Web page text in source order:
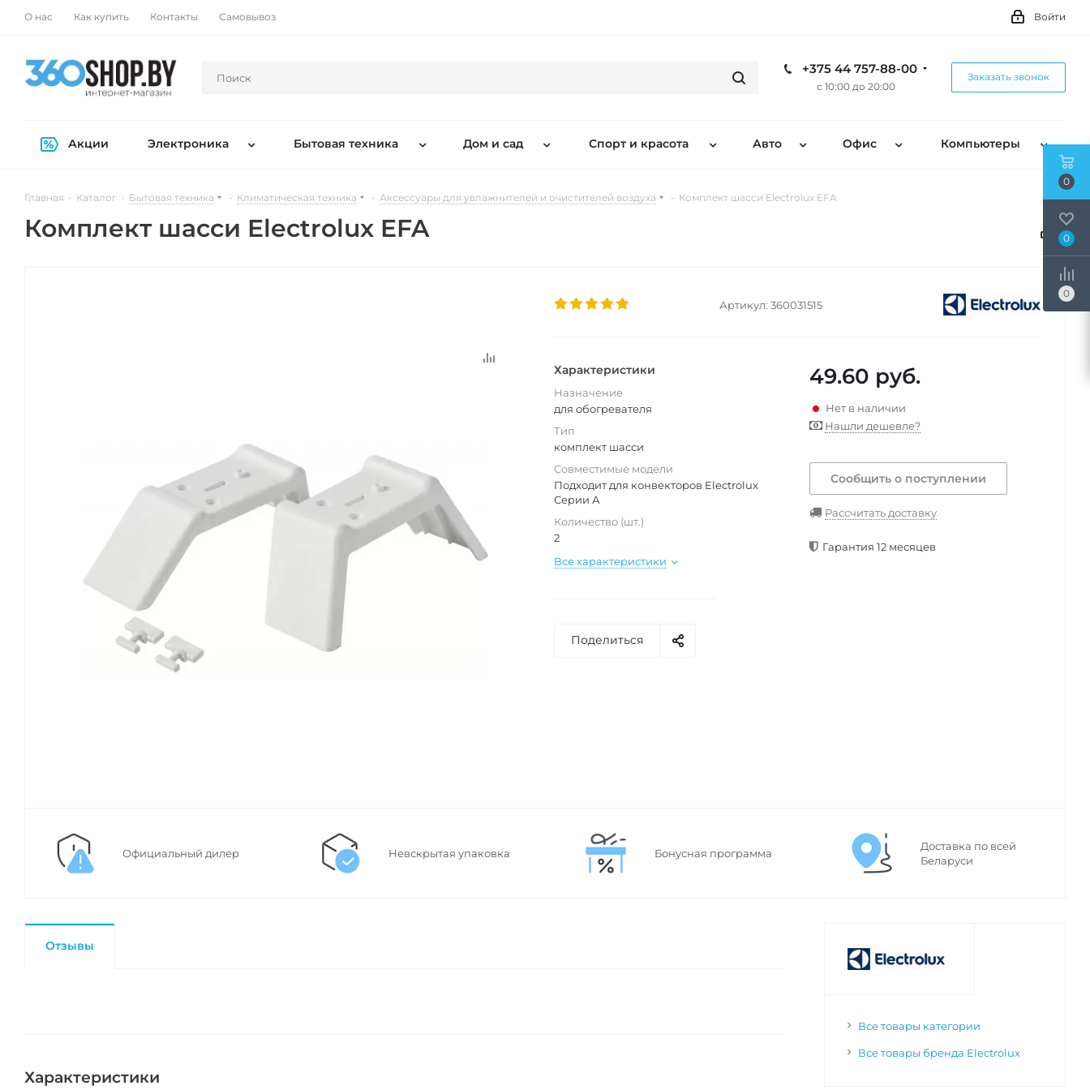
О нас Как купить Контакты Самовывоз Войти
+375 44 757-88-00
с 10:00 до 20:00
Заказать звонок
Акции Электроника Бытовая техника Дом и сад Спорт и красота Авто Офис Компьютеры
Главная - Каталог - Бытовая техника - Климатическая техника - Аксессуары для увлажнителей и очистителей воздуха - Комплект шасси Electrolux EFA
Комплект шасси Electrolux EFA
Артикул: 360031515
Характеристики
Назначение
для обогревателя
Тип
комплект шасси
Совместимые модели
Подходит для конвекторов Electrolux
Серии А
Количество (шт.)
2
Все характеристики
49.60 руб.
Нет в наличии
Нашли дешевле?
Сообщить о поступлении
Рассчитать доставку
Гарантия 12 месяцев
Поделиться
Официальный дилер Невскрытая упаковка Бонусная программа
Доставка по всей
Беларуси
Отзывы
Характеристики
Все товары категории
Все товары бренда Electrolux
0
0
0